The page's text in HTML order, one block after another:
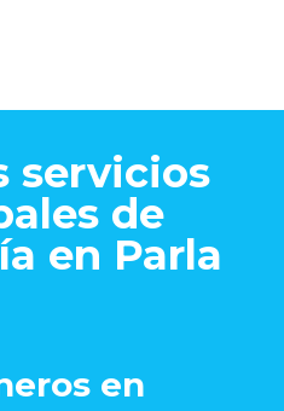
servicios
de
en Parla
en